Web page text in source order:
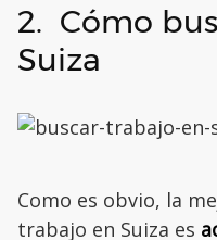
2. Cómo
Suiza
Como es obvio, la
trabajo en Suiza es